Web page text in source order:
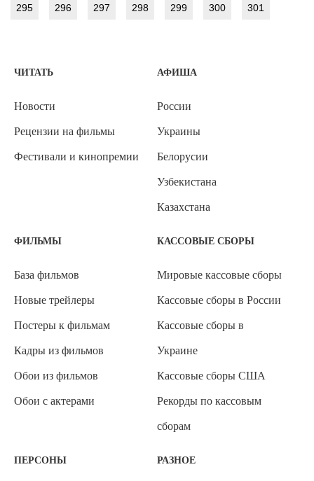
295 296 297 298 299 300 301
ЧИТАТЬ
Новости
Рецензии на фильмы
Фестивали и кинопремии
АФИША
России
Украины
Белорусии
Узбекистана
Казахстана
ФИЛЬМЫ
База фильмов
Новые трейлеры
Постеры к фильмам
Кадры из фильмов
Обои из фильмов
Обои с актерами
КАССОВЫЕ СБОРЫ
Мировые кассовые сборы
Кассовые сборы в России
Кассовые сборы в
Украине
Кассовые сборы США
Рекорды по кассовым
сборам
ПЕРСОНЫ РАЗНОЕ